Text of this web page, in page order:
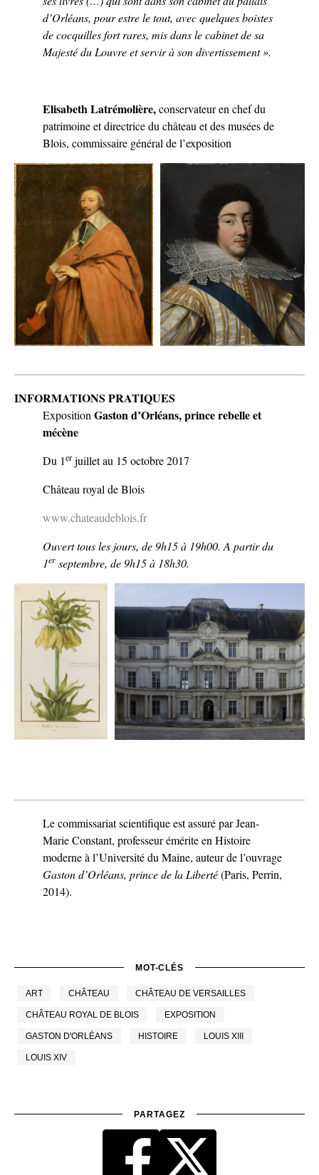
d’Orléans, pour estre le tout, avec quelques boistes
de cocquilles fort rares, mis dans le cabinet de sa
Majesté du Louvre et servir à son divertissement ».
Elisabeth Latrémolière,conservateur en chef du
patrimoine et directrice du château et des musées de
Blois, commissaire général de l’exposition
INFORMATIONS PRATIQUES
Exposition Gaston d’Orléans, prince rebelle et
mécène
Du 1er juillet au 15 octobre 2017
Château royal de Blois
www.chateaudeblois.fr
Ouvert tous les jours, de 9h15 à 19h00. A partir du
1er septembre, de 9h15 à 18h30.
Le commissariat scientifique est assuré par Jean-
Marie Constant, professeur émérite en Histoire
moderne à l’Université du Maine, auteur de l’ouvrage
Gaston d’Orléans, prince de la Liberté(Paris, Perrin,
2014).
MOT-CLÉS
ART CHÂTEAU CHÂTEAU DE VERSAILLES
CHÂTEAU ROYAL DE BLOIS EXPOSITION
GASTON D'ORLÉANS HISTOIRE LOUIS XIII
LOUIS XIV
PARTAGEZ